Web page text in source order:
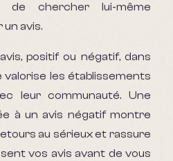
de chercher lui-même
avis.
positif ou négatif, dans
valorise les établissements
leur communauté. Une
à un avis négatif montre
au sérieux et rassure
vos avis avant de vous